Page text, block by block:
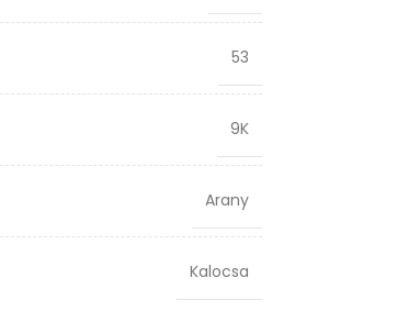
53
9K
Arany
Kalocsa